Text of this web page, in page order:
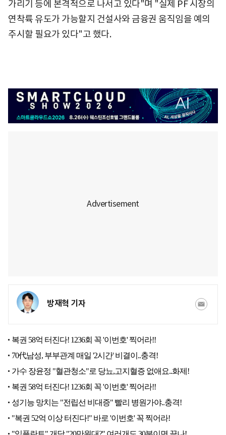
가리기 등에 본격적으로 나서고 있다"며 "실제 PF 시장의
연착륙 유도가 가능할지 건설사와 금융권 움직임을 예의
주시할 필요가 있다"고 했다.
방재혁 기자